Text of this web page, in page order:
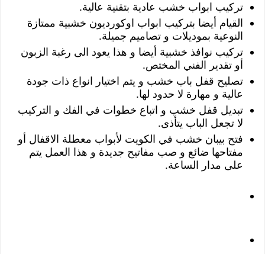
تركيب ابواب خشب عادية بتقنية عالية.
القيام أيضا بتركيب ابواب اوكورديون خشبية ممتازة
النوعية بموديلات و تصاميم جميلة.
تركيب نوافذ خشبية أيضا و هذا يعود الى رغبة الزبون
أو تقدير الفني المختص.
تصليح قفل باب خشب و يتم اختيار انواع ذات جودة
عالية و مهارة لا حدود لها.
تبديل قفل خشب و اتباع خطوات في الفك و التركيب
لا تجعل الباب يتأذى.
فتح بيبان خشب في الكويت لأبواب معطلة الاقفال أو
مفتاحها ضائع و صب مفاتيح جديدة و هذا العمل يتم
على مدار الساعة.